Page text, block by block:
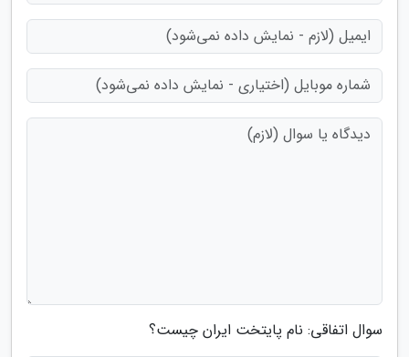
سوال اتفاقی: نام پایتخت ایران چیست؟